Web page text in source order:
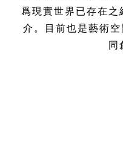
爲現實世界已存在
介。目前也是藝術
同